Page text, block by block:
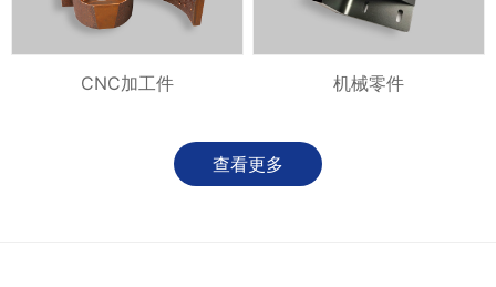
CNC加工件 机械零件
查看更多